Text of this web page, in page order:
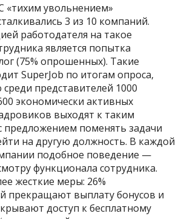
«тихим увольнением»
3 из 10 компаний.
работодателя на такое
является попытка
(75% опрошенных). Такие
SuperJob по итогам опроса,
представителей 1000
экономически активных
выходят к таким
предложением поменять задачи
на другую должность. В каждой
подобное поведение —
функционала сотрудника.
жесткие меры: 26%
прекращают выплату бонусов и
доступ к бесплатному